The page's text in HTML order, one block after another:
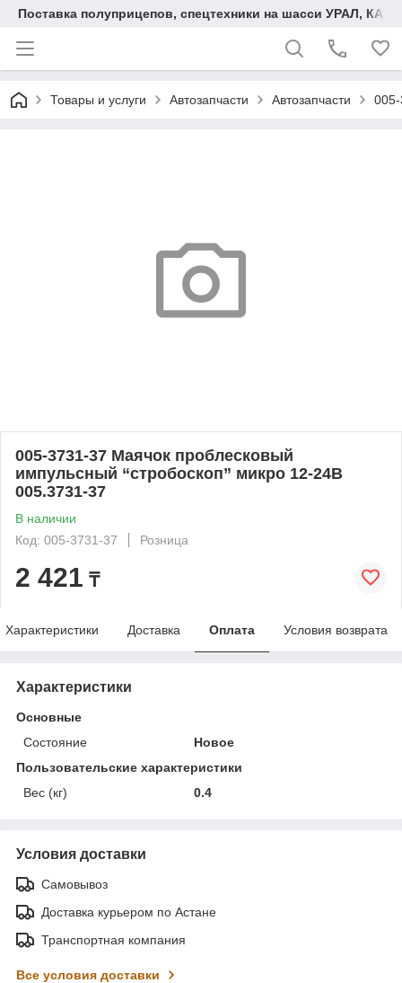
Поставка полуприцепов, спецтехники на шасси УРАЛ,
Товары и услуги Автозапчасти Автозапчасти
005-3731-37 Маячок проблесковый
импульсный “стробоскоп” микро 12-24В
005.3731-37
В наличии
Код: 005-3731-37
Розница
2 421 ₸
Характеристики Доставка Оплата Условия возврата
Характеристики
Основные
Состояние
Новое
Пользовательские характеристики
Вес (кг)
0.4
Условия доставки
Самовывоз
Доставка курьером по Астане
Транспортная компания
Все условия доставки